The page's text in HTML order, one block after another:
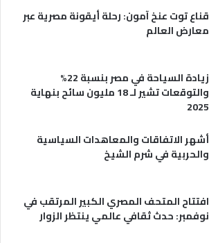
قناع توت عنخ آمون: رحلة أيقونة مصرية عبر
معارض العالم
زيادة السياحة في مصر بنسبة 22%
والتوقعات تشير لـ 18 مليون سائح بنهاية
2025
أشهر الاتفاقات والمعاهدات السياسية
والحربية في شرم الشيخ
افتتاح المتحف المصري الكبير المرتقب في
نوفمبر: حدث ثقافي عالمي ينتظر الزوار